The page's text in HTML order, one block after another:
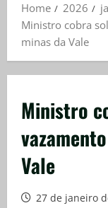
Home
2026
Ministro cobra
minas da Vale
Ministro
Vale
27 de janeiro